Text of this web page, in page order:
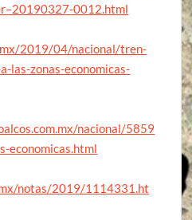
0012.html
2019/04/nacional/tren-
las-zonas-economicas-
nacional/5859
economicas.html
notas/2019/1114331.ht